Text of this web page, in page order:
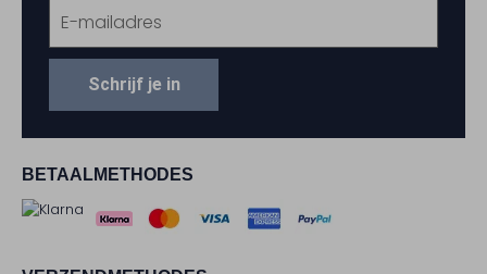
BETAALMETHODES
Schrijf je in